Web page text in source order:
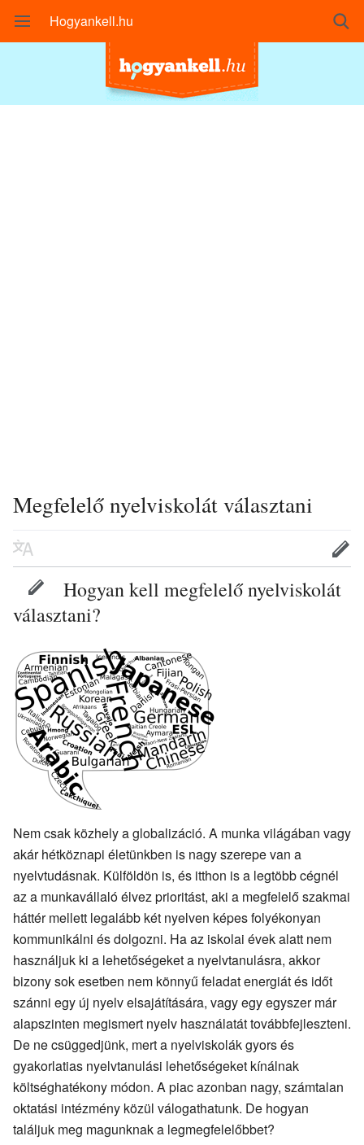
Hogyankell.hu
Megfelelő nyelviskolát választani
Hogyan kell megfelelő nyelviskolát
választani?
Nem csak közhely a globalizáció. A munka világában vagy
akár hétköznapi életünkben is nagy szerepe van a
nyelvtudásnak. Külföldön is, és itthon is a legtöbb cégnél
az a munkavállaló élvez prioritást, aki a megfelelő szakmai
háttér mellett legalább két nyelven képes folyékonyan
kommunikálni és dolgozni. Ha az iskolai évek alatt nem
használjuk ki a lehetőségeket a nyelvtanulásra, akkor
bizony sok esetben nem könnyű feladat energiát és időt
szánni egy új nyelv elsajátítására, vagy egy egyszer már
alapszinten megismert nyelv használatát továbbfejleszteni.
De ne csüggedjünk, mert a nyelviskolák gyors és
gyakorlatias nyelvtanulási lehetőségeket kínálnak
költséghatékony módon. A piac azonban nagy, számtalan
oktatási intézmény közül válogathatunk. De hogyan
találjuk meg magunknak a legmegfelelőbbet?